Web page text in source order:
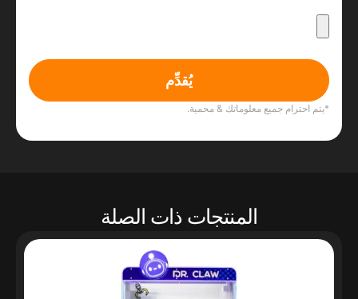
يُقدِّم
*يتم احترام جميع معلوماتك & محمية.
المنتجات ذات الصلة